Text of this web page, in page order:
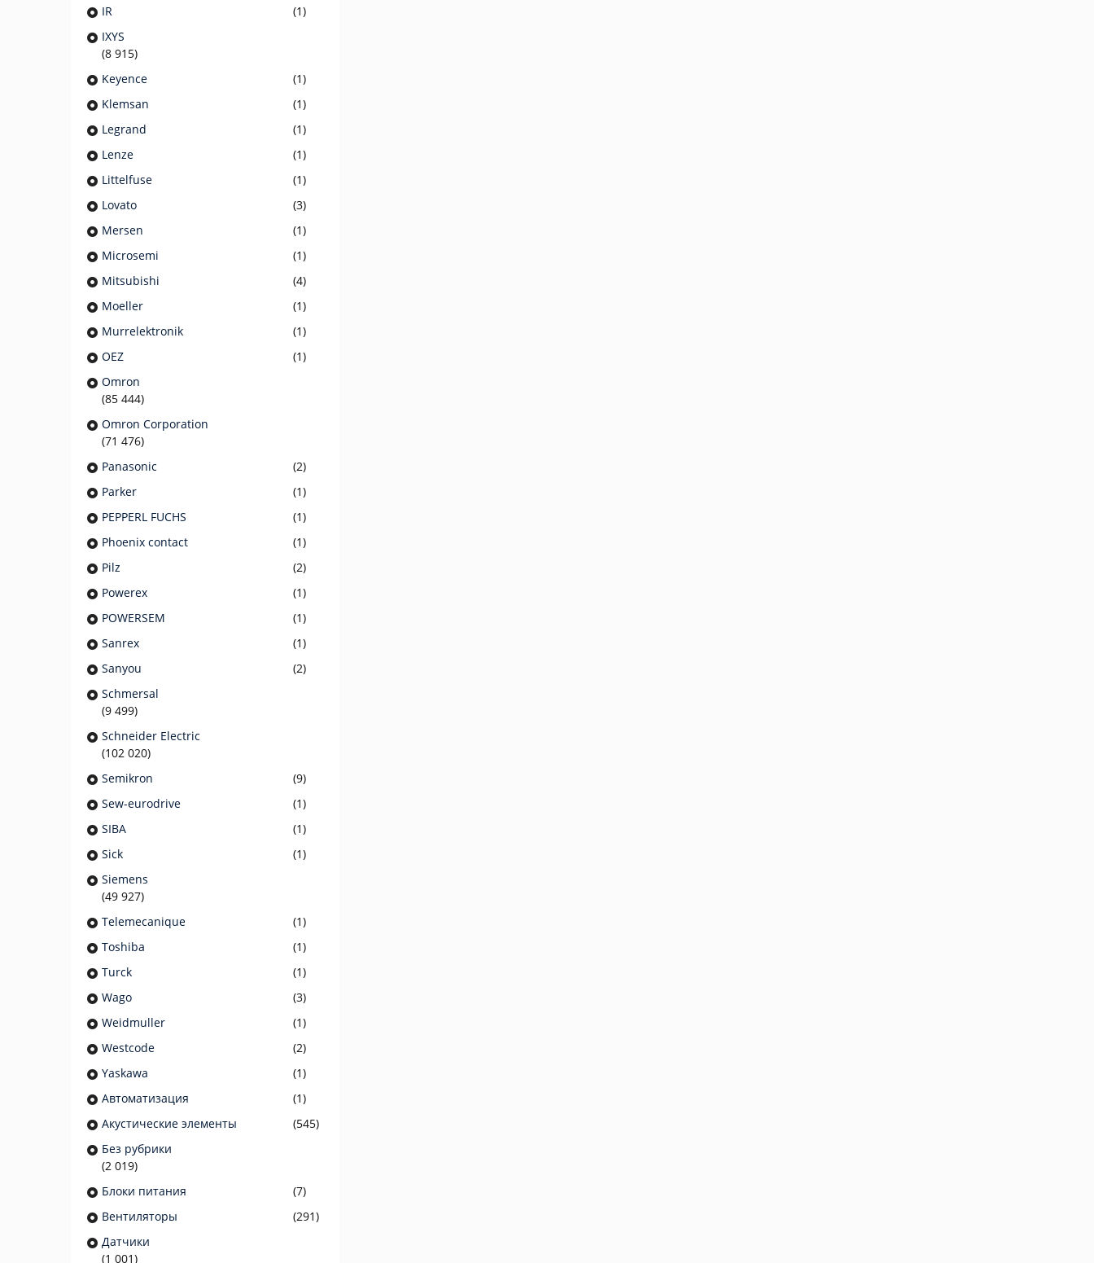
IR
(1)
IXYS
(8 915)
Keyence
(1)
Klemsan
(1)
Legrand
(1)
Lenze
(1)
Littelfuse
(1)
Lovato
(3)
Mersen
(1)
Microsemi
(1)
Mitsubishi
(4)
Moeller
(1)
Murrelektronik
(1)
OEZ
(1)
Omron
(85 444)
Omron Corporation
(71 476)
Panasonic
(2)
Parker
(1)
PEPPERL FUCHS
(1)
Phoenix contact
(1)
Pilz
(2)
Powerex
(1)
POWERSEM
(1)
Sanrex
(1)
Sanyou
(2)
Schmersal
(9 499)
Schneider Electric
(102 020)
Semikron
(9)
Sew-eurodrive
(1)
SIBA
(1)
Sick
(1)
Siemens
(49 927)
Telemecanique
(1)
Toshiba
(1)
Turck
(1)
Wago
(3)
Weidmuller
(1)
Westcode
(2)
Yaskawa
(1)
Автоматизация
(1)
Акустические элементы
(545)
Без рубрики
(2 019)
Блоки питания
(7)
Вентиляторы
(291)
Датчики
(1 001)